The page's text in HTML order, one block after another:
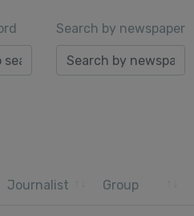
Search by newspaper
Journalist Group